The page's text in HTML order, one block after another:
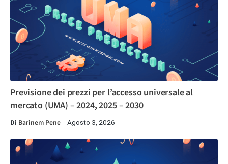
Previsione dei prezzi per l’accesso universale al
mercato (UMA) – 2024, 2025 – 2030
Di Barinem Pene Agosto 3, 2026